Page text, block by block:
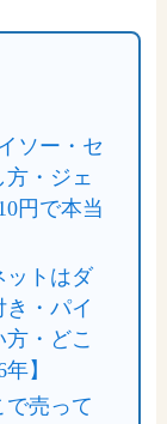
ソー・セ
方・ジェ
円で本当
ットはダ
・パイ
・どこ
】
で売って